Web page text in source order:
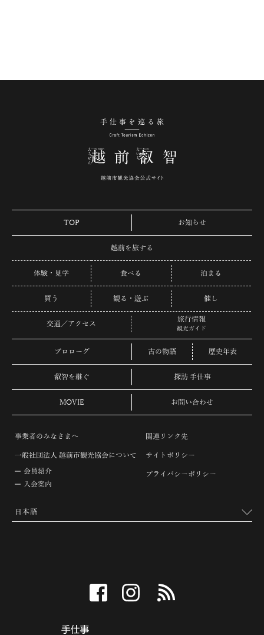
TOP お知らせ
越前を旅する
体験・見学 食べる 泊まる
買う 観る・遊ぶ 催し
交通／アクセス
旅行情報
観光ガイド
プロローグ 古の物語 歴史年表
叡智を継ぐ 探訪 手仕事
MOVIE お問い合わせ
事業者のみなさまへ
一般社団法人 越前市観光協会について
会員紹介
入会案内
関連リンク先
サイトポリシー
プライバシーポリシー
facebook instagram